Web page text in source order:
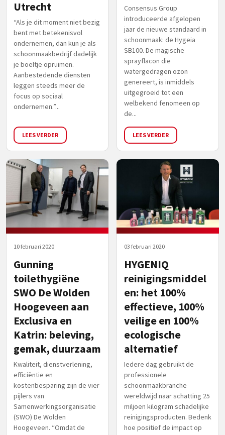
Utrecht
“Als je dit moment niet bezig
bent met betekenisvol
ondernemen, dan kun je als
schoonmaakbedrijf dadelijk
je boeltje opruimen.
Aanbestedende diensten
leggen steeds meer de
focus op sociaal
ondernemen.”...
LEES VERDER
Consensus Group
introduceerde afgelopen
jaar de nieuwe standaard in
schoonmaak: de Hygeia
SB100. De magische
sprayflacon die
watergedragen ozon
genereert, is inmiddels
uitgegroeid tot een
welbekend fenomeen op
de...
LEES VERDER
10 februari 2020
Gunning
toilethygiëne
SWO De Wolden
Hoogeveen aan
Exclusiva en
Katrin: beleving,
gemak, duurzaam
Kwaliteit, dienstverlening,
efficiëntie en
kostenbesparing zijn de vier
pijlers van
Samenwerkingsorganisatie
(SWO) De Wolden
Hoogeveen. “Omdat de
03 februari 2020
HYGENIQ
reinigingsmiddel
en: het 100%
effectieve, 100%
veilige en 100%
ecologische
alternatief
Iedere dag gebruikt de
professionele
schoonmaakbranche
wereldwijd naar schatting 25
miljoen kilogram schadelijke
reinigingsproducten. Bedenk
hoe positief de impact op